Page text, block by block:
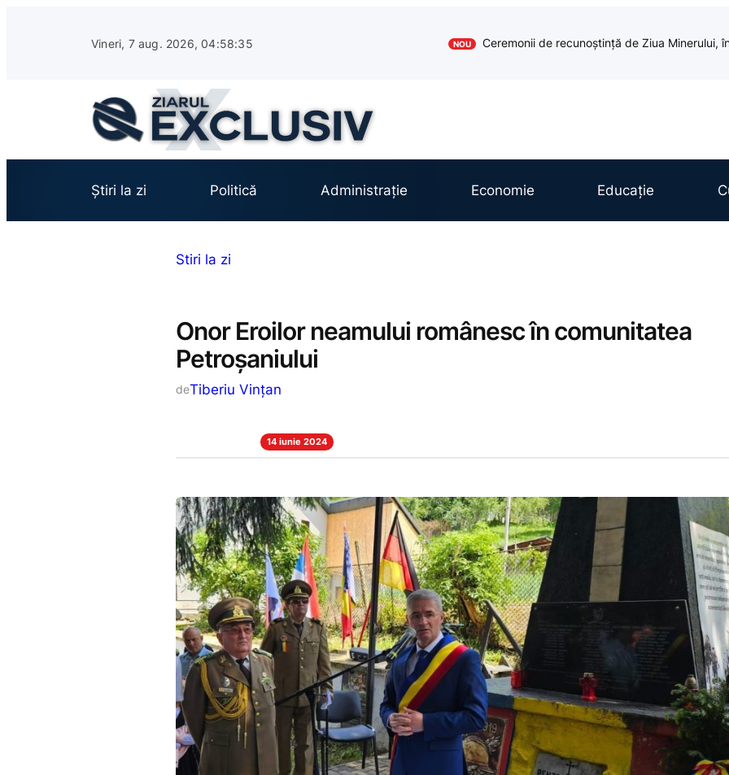
Vineri, 7 aug. 2026, 04:58:36 NOU Ceremonii de recunoștință de Ziua Minerului,
Știri la zi Politică Administrație Economie Educație
Stiri la zi
Onor Eroilor neamului românesc în comunitatea
Petroșaniului
deTiberiu Vințan
14 iunie 2024